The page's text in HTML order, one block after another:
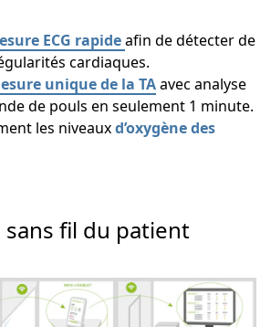
ECG rapideafin de détecter de
cardiaques.
unique de la TAavec analyse
de pouls en seulement 1 minute.
les niveauxd’oxygène des
sans fil du patient